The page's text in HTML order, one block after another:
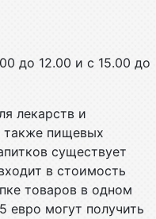
до 12.00 и с 15.00 до
лекарств и
также пищевых
существует
в стоимость
товаров в одном
евро могут получить